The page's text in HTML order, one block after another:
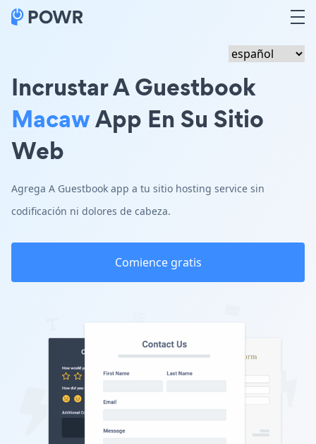
Incrustar A Guestbook
MacawApp En Su Sitio
Web
Agrega A Guestbook app a tu sitio hosting service sin
codificación ni dolores de cabeza.
Comience gratis